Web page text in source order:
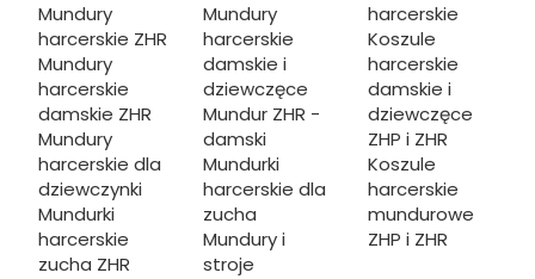
Mundury
harcerskie ZHR
Mundury
harcerskie
damskie ZHR
Mundury
harcerskie dla
dziewczynki
Mundurki
harcerskie
zucha ZHR
Mundury
harcerskie
damskie i
dziewczęce
Mundur ZHR -
damski
Mundurki
harcerskie dla
zucha
Mundury i
stroje
harcerskie
Koszule
harcerskie
damskie i
dziewczęce
ZHP i ZHR
Koszule
harcerskie
mundurowe
ZHP i ZHR